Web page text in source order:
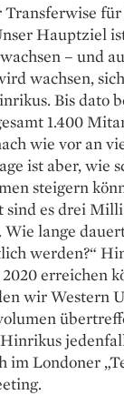
Hauptziel
– und
wachsen,
Bis dato
1.400
wie vor an
ist aber, wie
steigern
sind es drei
lange
werden?“
erreichen
wir Western
im Londoner